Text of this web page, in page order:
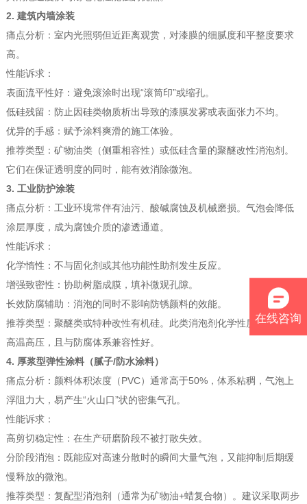
2. 建筑内墙涂装
痛点分析：室内光照弱但近距离观赏，对漆膜的细腻度和平整度要求
高。
性能诉求：
表面流平性好：避免滚涂时出现“滚筒印”或缩孔。
低硅残留：防止因硅类物质析出导致的漆膜发雾或表面张力不均。
优异的手感：赋予涂料爽滑的施工体验。
推荐类型：矿物油类（侧重相容性）或低硅含量的聚醚改性消泡剂。
它们在保证透明度的同时，能有效消除微泡。
3. 工业防护涂装
痛点分析：工业环境常伴有油污、酸碱腐蚀及机械磨损。气泡会降低
涂层厚度，成为腐蚀介质的渗透通道。
性能诉求：
化学惰性：不与固化剂或其他功能性助剂发生反应。
增强致密性：协助树脂成膜，填补微观孔隙。
长效防腐辅助：消泡的同时不影响防锈颜料的效能。
推荐类型：聚醚类或特种改性有机硅。此类消泡剂化学性质稳定，耐
高温高压，且与防腐体系兼容性好。
4. 厚浆型弹性涂料（腻子/防水涂料）
痛点分析：颜料体积浓度（PVC）通常高于50%，体系粘稠，气泡上
浮阻力大，易产生“火山口”状的密集气孔。
性能诉求：
高剪切稳定性：在生产研磨阶段不被打散失效。
分阶段消泡：既能应对高速分散时的瞬间大量气泡，又能抑制后期缓
慢释放的微泡。
推荐类型：复配型消泡剂（通常为矿物油+蜡复合物）。建议采取两步
在线咨询